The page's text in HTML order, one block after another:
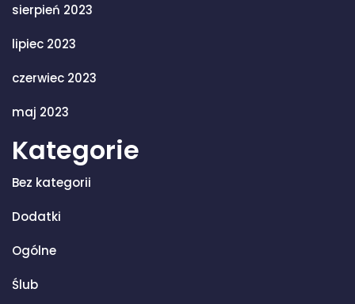
sierpień 2023
lipiec 2023
czerwiec 2023
maj 2023
Kategorie
Bez kategorii
Dodatki
Ogólne
Ślub